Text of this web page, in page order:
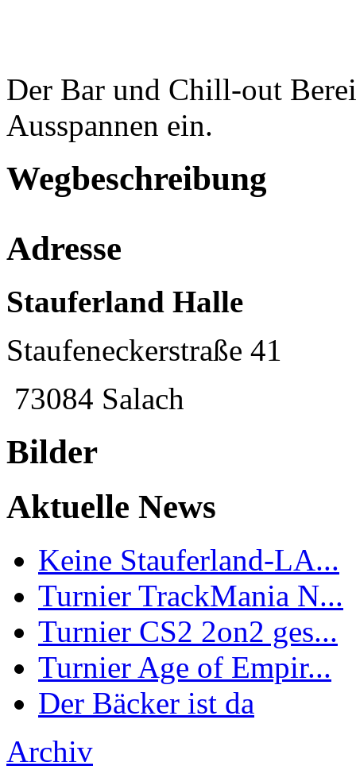
Der Bar und Chill-out
Ausspannen ein.
Wegbeschreibung
Adresse
Stauferland Halle
Staufeneckerstraße 41
73084 Salach
Bilder
Aktuelle News
Keine Stauferland-LA...
Turnier TrackMania N...
Turnier CS2 2on2 ges...
Turnier Age of Empir...
Der Bäcker ist da
Archiv